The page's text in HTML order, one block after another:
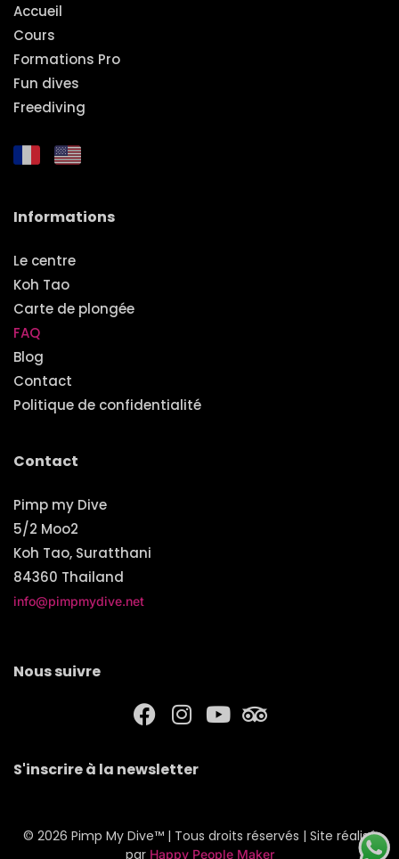
Accueil
Cours
Formations Pro
Fun dives
Freediving
Informations
Le centre
Koh Tao
Carte de plongée
FAQ
Blog
Contact
Politique de confidentialité
Contact
Pimp my Dive
5/2 Moo2
Koh Tao, Suratthani
84360 Thailand
info@pimpmydive.net
Nous suivre
F
e
o
o
I
s
t
g
r
Y
e
T
d
v
S'inscrire à la newsletter
© 2026 Pimp My Dive™ | Tous droits réservés | Site réalisé
par Happy People Maker